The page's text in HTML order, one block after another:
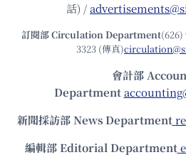
話) /
訂閱部 Circulation Department(626)
3323 (傳真)
會計部
Department
新聞採訪部 News Department
編輯部 Editorial Department